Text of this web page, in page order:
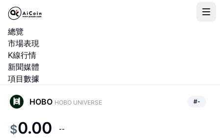
總覽
市場表現
K線行情
新聞媒體
項目數據
HOBO HOBO UNIVERSE #-
$0.00 --